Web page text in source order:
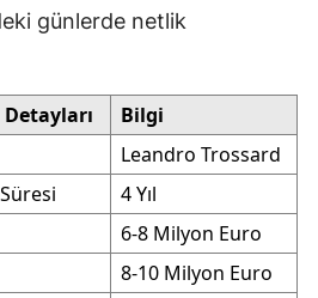
günlerde netlik
Bilgi
Leandro Trossard
4 Yıl
6-8 Milyon Euro
8-10 Milyon Euro